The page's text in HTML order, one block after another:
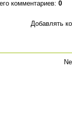
комментариев: 0
Добавлять